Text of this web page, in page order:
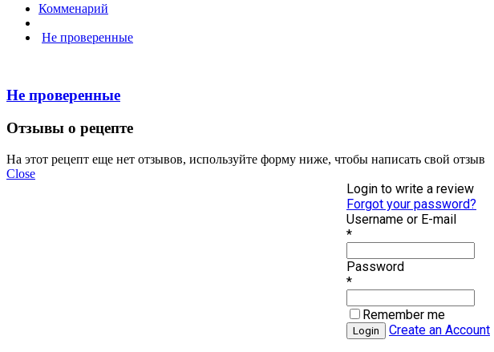
Комменарий
Не проверенные
Не проверенные
Отзывы о рецепте
На этот рецепт еще нет отзывов, используйте форму ниже, чтобы написать свой отзыв
Close
Login to write a review
Forgot your password?
Username or E-mail
*
Password
*
Remember me
Create an Account